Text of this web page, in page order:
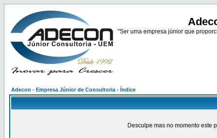
"Ser uma empresa júnior que
Adecon - Empresa Júnior de Consultoria - Índice
Desculpe mas no momento este